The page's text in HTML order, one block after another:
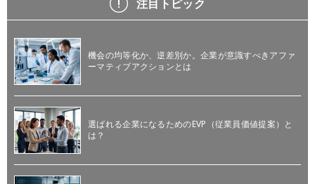
注目トピック
機会の均等化か、逆差別か。企業が意識すべきアファ
ーマティブアクションとは
選ばれる企業になるためのEVP（従業員価値提案）と
は？